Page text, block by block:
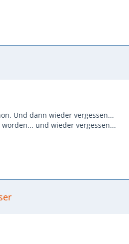
Und dann wieder vergessen...
und wieder vergessen...